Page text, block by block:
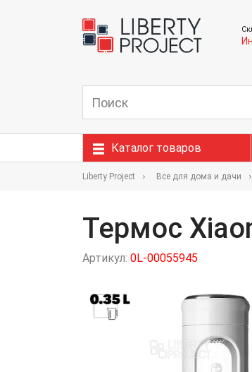
Каталог товаров
Liberty Project Все для дома и дачи
Термос
Артикул: 0L-00055945